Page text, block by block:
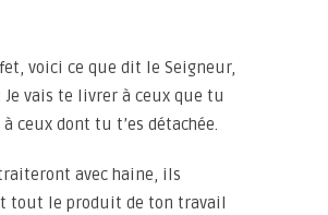
voici ce que dit le Seigneur,
Je vais te livrer à ceux que tu
ceux dont tu t’es détachée.
avec haine, ils
tout le produit de ton travail